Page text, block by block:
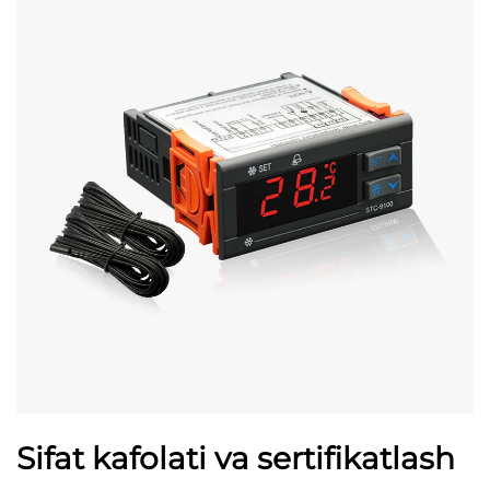
Sifat kafolati va sertifikatlash